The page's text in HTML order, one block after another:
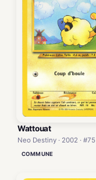
Wattouat
Neo Destiny · 2002 · #75
COMMUNE